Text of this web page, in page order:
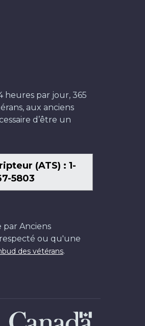
heures par jour, 365
aux anciens
d’être un
(ATS) : 1-
5803
Anciens
ou qu'une
des vétérans.